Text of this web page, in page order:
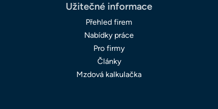
Užitečné informace
Přehled firem
Nabídky práce
Pro firmy
Články
Mzdová kalkulačka